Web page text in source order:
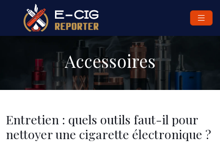
Accessoires
Entretien : quels outils faut-il pour
nettoyer une cigarette électronique ?